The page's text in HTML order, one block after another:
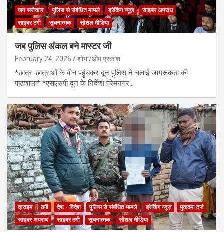
जन सरोकार पुलिस से संबंधित मामले ब्रेकिंग न्यूज़
साइबर अपराध
साइबर ठगी
सूचनात्मक सोशल मीडिया
जब पुलिस अंकल बने मास्टर जी
February 24, 2026 शोभा/ओम प्रकाश
*छात्र-छात्राओं के बीच पहुंचकर दून पुलिस ने चलाई जागरूकता की
पाठशाला* *एसएसपी दून के निर्देशों प्रेमनगर…
क्राइम ठगी देश - विदेश पुलिस से संबंधित मामले ब्रेकिंग न्यूज़
मुकदमा दर्ज
साइबर अपराध
साइबर ठगी सूचनात्मक सोशल मीडिया